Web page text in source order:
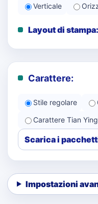
Verticale
Layout di stampa:
Carattere:
Stile regolare
Carattere Tian
Scarica i
Impostazioni